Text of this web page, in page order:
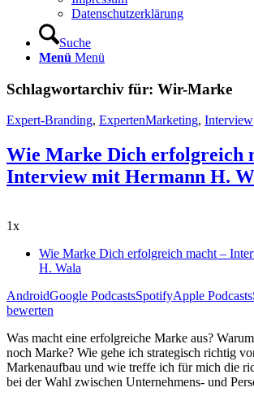
Datenschutzerklärung
Suche
Menü Menü
Schlagwortarchiv für: Wir-Marke
Expert-Branding, ExpertenMarketing, Interview
Wie Marke Dich erfolgreich
Interview mit Hermann H.
1x
Wie Marke Dich erfolgreich macht –
H. Wala
AndroidGoogle PodcastsSpotifyApple Podcasts
bewerten
Was macht eine erfolgreiche Marke aus?
noch Marke? Wie gehe ich strategisch richtig
Markenaufbau und wie treffe ich für mich die
bei der Wahl zwischen Unternehmens- und